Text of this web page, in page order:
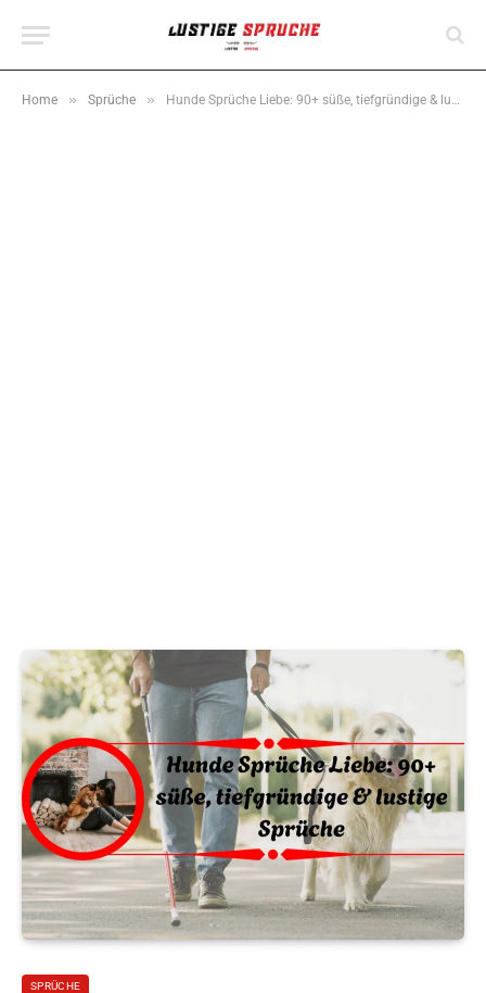
Home » Sprüche » Hunde Sprüche Liebe: 90+ süße, tiefgründige & lustige Sprüche
SPRÜCHE